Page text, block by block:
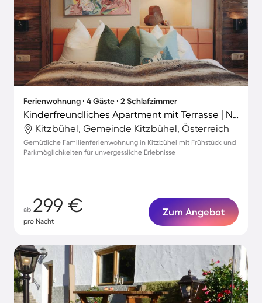
Ferienwohnung ∙ 4 Gäste ∙ 2 Schlafzimmer
Kinderfreundliches Apartment mit Terrasse | Nah am Skifahren | Ideal für Homeoffice
Kitzbühel, Gemeinde Kitzbühel, Österreich
Gemütliche Familienferienwohnung in Kitzbühel mit Frühstück und
Parkmöglichkeiten für unvergessliche Erlebnisse
ab 299 €
pro Nacht
Zum Angebot